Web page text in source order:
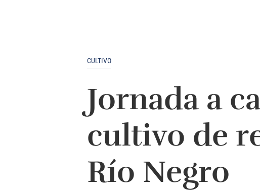
CULTIVO
Jornada a
cultivo de
Río Negro